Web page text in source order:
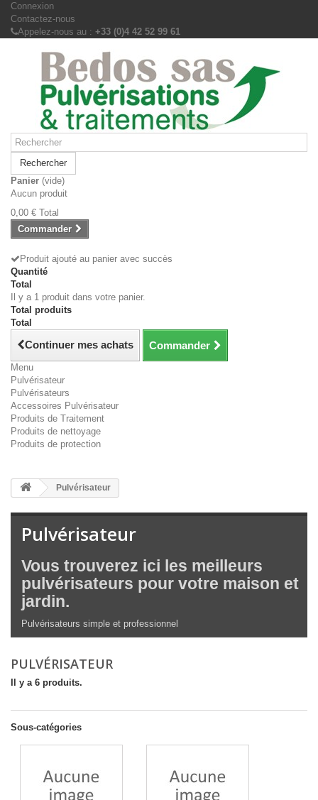
Connexion
Contactez-nous
Appelez-nous au : +33 (0)4 42 52 99 61
Rechercher
Panier (vide)
Aucun produit
0,00 € Total
Commander
Produit ajouté au panier avec succès
Quantité
Total
Il y a 1 produit dans votre panier.
Total produits
Total
Continuer mes achats Commander
Menu
Pulvérisateur
Pulvérisateurs
Accessoires Pulvérisateur
Produits de Traitement
Produits de nettoyage
Produits de protection
Pulvérisateur
Pulvérisateur
Vous trouverez ici les meilleurs
pulvérisateurs pour votre maison et
jardin.
Pulvérisateurs simple et professionnel
PULVÉRISATEUR
Il y a 6 produits.
Sous-catégories